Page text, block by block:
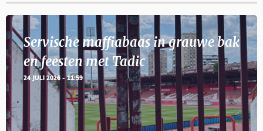
Servische maffiabaas in grauwe bak
en feesten met Tadic
24 JULI 2026 - 11:59